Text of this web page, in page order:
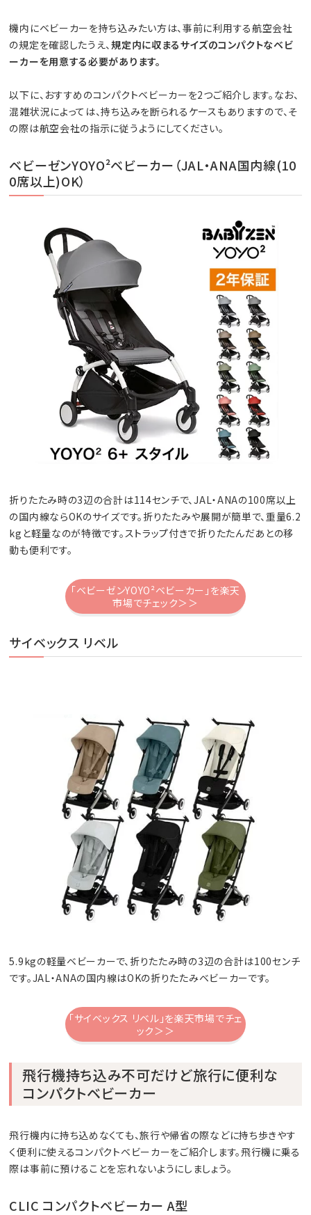
機内にベビーカーを持ち込みたい方は、事前に利用する航空会社
の規定を確認したうえ、規定内に収まるサイズのコンパクトなベビ
ーカーを用意する必要があります。
以下に、おすすめのコンパクトベビーカーを2つご紹介します。なお、
混雑状況によっては、持ち込みを断られるケースもありますので、そ
の際は航空会社の指示に従うようにしてください。
ベビーゼンYOYO²ベビーカー（JAL・ANA国内線(10
0席以上)OK）
折りたたみ時の3辺の合計は114センチで、JAL・ANAの100席以上
の国内線ならOKのサイズです。折りたたみや展開が簡単で、重量6.2
kgと軽量なのが特徴です。ストラップ付きで折りたたんだあとの移
動も便利です。
「ベビーゼンYOYO²ベビーカー」を楽天
市場でチェック＞＞
サイベックス リベル
5.9kgの軽量ベビーカーで、折りたたみ時の3辺の合計は100センチ
です。JAL・ANAの国内線はOKの折りたたみベビーカーです。
「サイベックス リベル」を楽天市場でチェ
ック＞＞
飛行機持ち込み不可だけど旅行に便利な
コンパクトベビーカー
飛行機内に持ち込めなくても、旅行や帰省の際などに持ち歩きやす
く便利に使えるコンパクトベビーカーをご紹介します。飛行機に乗る
際は事前に預けることを忘れないようにしましょう。
CLIC コンパクトベビーカー A型